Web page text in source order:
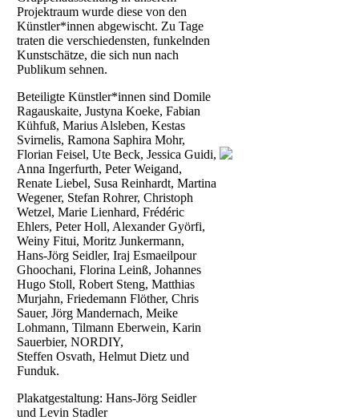
Projektraum wurde diese von den
Künstler*innen abgewischt. Zu Tage
traten die verschiedensten, funkelnden
Kunstschätze, die sich nun nach
Publikum sehnen.
Beteiligte Künstler*innen sind Domile
Ragauskaite, Justyna Koeke, Fabian
Kühfuß, Marius Alsleben, Kestas
Svirnelis, Ramona Saphira Mohr,
Florian Feisel, Ute Beck, Jessica Guidi,
Anna Ingerfurth, Peter Weigand,
Renate Liebel, Susa Reinhardt, Martina
Wegener, Stefan Rohrer, Christoph
Wetzel, Marie Lienhard, Frédéric
Ehlers, Peter Holl, Alexander Györfi,
Weiny Fitui, Moritz Junkermann,
Hans-Jörg Seidler, Iraj Esmaeilpour
Ghoochani, Florina Leinß, Johannes
Hugo Stoll, Robert Steng, Matthias
Murjahn, Friedemann Flöther, Chris
Sauer, Jörg Mandernach, Meike
Lohmann, Tilmann Eberwein, Karin
Sauerbier, NORDIY,
Steffen Osvath, Helmut Dietz und
Funduk.
Plakatgestaltung: Hans-Jörg Seidler
und Levin Stadler